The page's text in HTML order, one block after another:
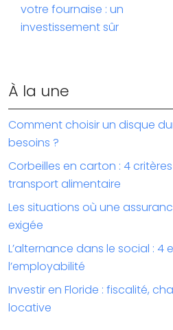
votre fournaise : un
investissement sûr
À la une
Comment choisir un disque
besoins ?
Corbeilles en carton : 4
transport alimentaire
Les situations où une
exigée
L’alternance dans le social : 4
l’employabilité
Investir en Floride : fiscalité,
locative